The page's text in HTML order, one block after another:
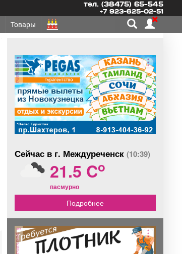
тел. (38475) 65-545
+7 923-625-02-51
Товары
реклама
Сейчас в г. Междуреченск (10:39)
21.5 Co
пасмурно
Подробнее
реклама